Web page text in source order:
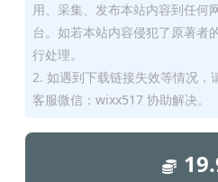
用、采集、发布本站内容到任何
台。如若本站内容侵犯了原著者
行处理。
2. 如遇到下载链接失效等情况，
客服微信：wixx517 协助解决。